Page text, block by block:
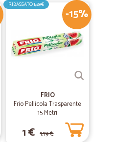
-15%
RIBASSATO1,29€
FRIO
Frio Pellicola Trasparente
15 Metri
1 € 1,19 €